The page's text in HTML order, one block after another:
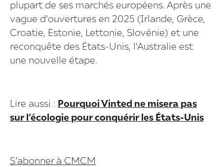
plupart de ses marchés européens. Après une
vague d'ouvertures en 2025 (Irlande, Grèce,
Croatie, Estonie, Lettonie, Slovénie) et une
reconquête des États-Unis, l'Australie est
une nouvelle étape.
Lire aussi : Pourquoi Vinted ne misera pas
sur l’écologie pour conquérir les États-Unis
S’abonner à CMCM